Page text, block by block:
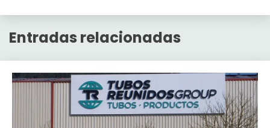
Entradas relacionadas